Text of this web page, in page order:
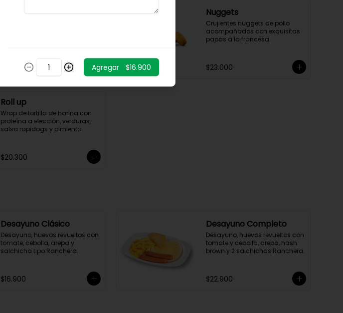
Maizitos Clásicos en
bebida a elección.
$25.700
Nuggets
Crujientes nuggets de pollo
acompañados con exquisitas
papas a la francesa.
$23.000
Roll up
Wrap de tortilla de harina con
proteína a elección, verduras,
salsa rapidogs y pimienta.
$20.300
Desayuno Clásico
Desayuno, huevos revueltos con
tomate, cebolla, arepa y
salchicha tipo Ranchera.
$16.900
Desayuno Completo
Desayuno, huevos revueltos con
tomate y cebolla, arepa, hash
brown y 2 salchichas Ranchera.
$22.900
Agregar $16.900